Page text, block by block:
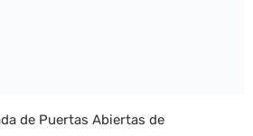
de Puertas Abiertas de